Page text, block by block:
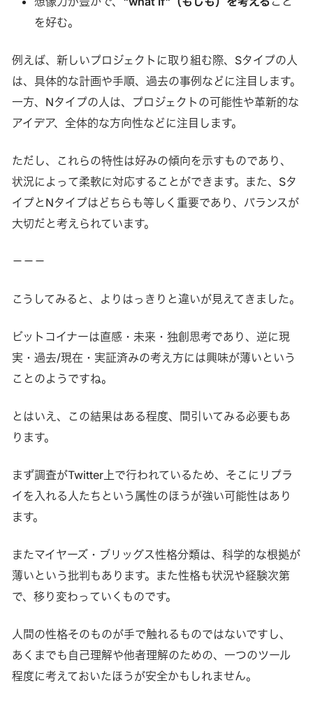
を好む。
例えば、新しいプロジェクトに取り組む際、Sタイプの人
は、具体的な計画や手順、過去の事例などに注目します。
一方、Nタイプの人は、プロジェクトの可能性や革新的な
アイデア、全体的な方向性などに注目します。
ただし、これらの特性は好みの傾向を示すものであり、
状況によって柔軟に対応することができます。また、Sタ
イプとNタイプはどちらも等しく重要であり、バランスが
大切だと考えられています。
－－－
こうしてみると、よりはっきりと違いが見えてきました。
ビットコイナーは直感・未来・独創思考であり、逆に現
実・過去/現在・実証済みの考え方には興味が薄いという
ことのようですね。
とはいえ、この結果はある程度、間引いてみる必要もあ
ります。
まず調査がTwitter上で行われているため、そこにリプラ
イを入れる人たちという属性のほうが強い可能性はあり
ます。
またマイヤーズ・ブリッグス性格分類は、科学的な根拠が
薄いという批判もあります。また性格も状況や経験次第
で、移り変わっていくものです。
人間の性格そのものが手で触れるものではないですし、
あくまでも自己理解や他者理解のための、一つのツール
程度に考えておいたほうが安全かもしれません。